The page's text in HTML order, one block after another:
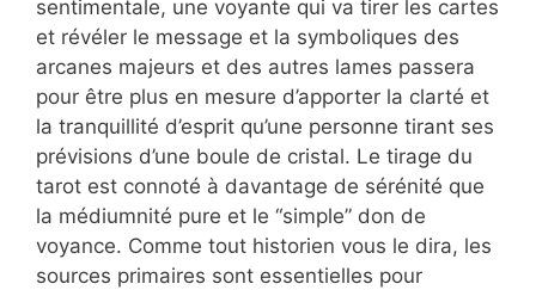
sentimentale, une voyante qui va tirer les cartes
et révéler le message et la symboliques des
arcanes majeurs et des autres lames passera
pour être plus en mesure d’apporter la clarté et
la tranquillité d’esprit qu’une personne tirant ses
prévisions d’une boule de cristal. Le tirage du
tarot est connoté à davantage de sérénité que
la médiumnité pure et le “simple” don de
voyance. Comme tout historien vous le dira, les
sources primaires sont essentielles pour